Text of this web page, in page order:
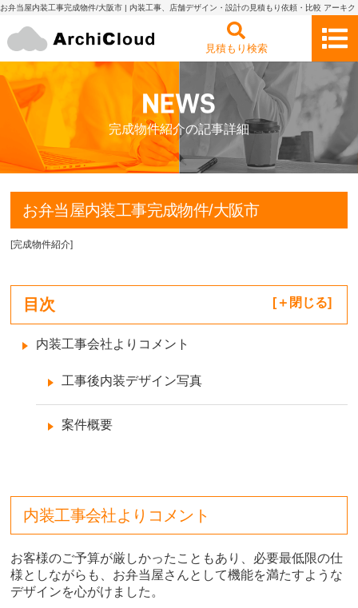
お弁当屋内装工事完成物件/大阪市 | 内装工事、店舗デザイン・設計の見積もり依頼・比較 アーキク
見積もり検索
完成物件紹介の記事詳細
お弁当屋内装工事完成物件/大阪市
[完成物件紹介]
目次 [ 閉じる]
内装工事会社よりコメント
工事後内装デザイン写真
案件概要
内装工事会社よりコメント
お客様のご予算が厳しかったこともあり、必要最低限の仕
様としながらも、お弁当屋さんとして機能を満たすような
デザインを心がけました。